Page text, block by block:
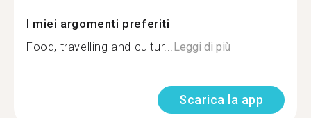
I miei argomenti preferiti
Food, travelling and cultur...Leggi di più
Scarica la app